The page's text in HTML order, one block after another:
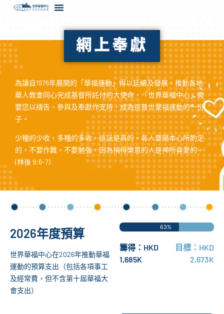
content
網上奉獻
為讓自1976年展開的「華福運動」得以延續及發展，推動各地
華人教會同心完成基督所託付的大使命，「世界華福中心」需
要您以禱告、參與及奉獻作支持，成為這普世蒙福運動的一份
子。
少種的少收，多種的多收，這話是真的。各人要隨本心所酌定
的，不要作難，不要勉強，因為捐得樂意的人是神所喜愛的。
(林後 9:6-7)
2026年度預算
世界華福中心在2026年推動華福
運動的預算支出（包括各項事工
及經常費，但不含第十屆華福大
會支出）
63%
籌得：HKD
1,685K
目標：HKD
2,673K